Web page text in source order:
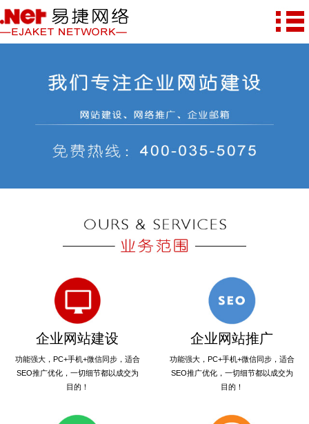
企业网站建设
功能强大，PC+手机+微信同步，适合
SEO推广优化，一切细节都以成交为
目的！
企业网站推广
功能强大，PC+手机+微信同步，适合
SEO推广优化，一切细节都以成交为
目的！